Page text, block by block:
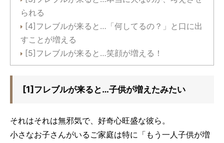
られる
[4]フレブルが来ると…「何してるの？」と口に出
すことが増える
[5]フレブルが来ると…笑顔が増える！
[1]フレブルが来ると…子供が増えたみたい
それはそれは無邪気で、好奇心旺盛な彼ら。
小さなお子さんがいるご家庭は特に「もう一人子供が増